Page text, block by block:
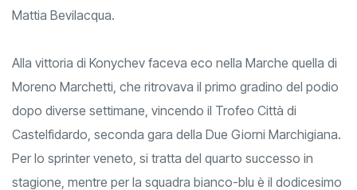
Mattia Bevilacqua.
Alla vittoria di Konychev faceva eco nella Marche quella di
Moreno Marchetti, che ritrovava il primo gradino del podio
dopo diverse settimane, vincendo il Trofeo Città di
Castelfidardo, seconda gara della Due Giorni Marchigiana.
Per lo sprinter veneto, si tratta del quarto successo in
stagione, mentre per la squadra bianco-blu è il dodicesimo